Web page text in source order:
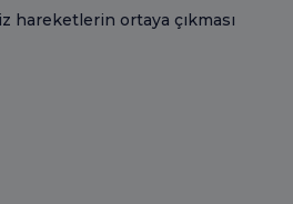
hareketlerin ortaya çıkması